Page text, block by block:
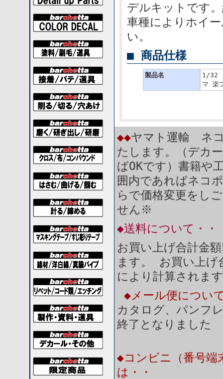
デルキットです
車種によりホイ
い。
■ 商品仕様
製品名
1/32
マ 楽
◆◆ヤマト運輸 ネ
たします。（デカ
ばOKです）書籍や
囲内であればネコ
らで価格変更をし
せん※
◆送料について・・
お買い上げ合計金
ます。 お買い上
により計算されま
◆メール便につい
カタログ、パンフ
終了となりました
◆コンビニ（番号端
は・・